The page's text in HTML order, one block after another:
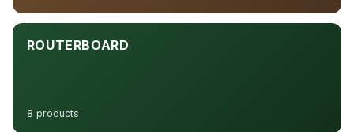
ROUTERBOARD
8 products